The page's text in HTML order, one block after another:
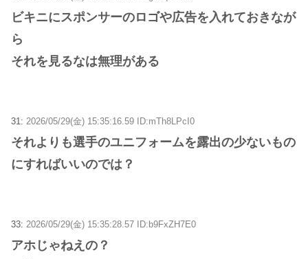
ビキニにスポンサーのロゴや広告を入れておきなが
ら
それを見るなは無理がある
31: 2026/05/29(金) 15:35:16.59 ID:mTh8LPcI0
それよりも選手のユニフォームを露出の少ないもの
にすればいいのでは？
33: 2026/05/29(金) 15:35:28.57 ID:b9FxZH7E0
アホじゃねえの？